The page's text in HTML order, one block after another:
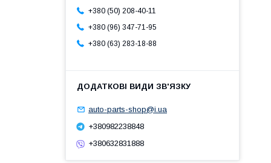
+380 (50) 208-40-11
+380 (96) 347-71-95
+380 (63) 283-18-88
auto-parts-shop@i.ua
+380982238848
+380632831888